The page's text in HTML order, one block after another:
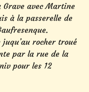
avec Martine
à la passerelle de
juqu’au rocher troué
par la rue de la
pour les 12